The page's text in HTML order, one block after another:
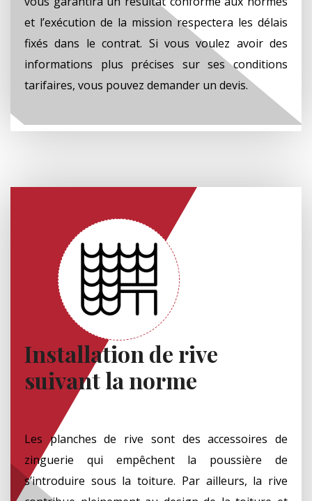
et l’exécution de la mission respectera les délais
fixés dans le contrat. Si vous voulez avoir des
informations plus précises sur ses conditions
tarifaires, vous pouvez demander un devis.
Installation de rive
suivant la norme
Les planches de rive sont des accessoires de
zinguerie qui empêchent la poussière de
s’introduire sous la toiture. Par ailleurs, la rive